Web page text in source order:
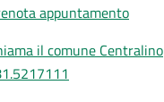
appuntamento
il comune Centralino